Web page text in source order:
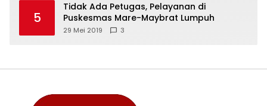
5
Tidak Ada Petugas, Pelayanan di
Puskesmas Mare-Maybrat Lumpuh
29 Mei 2019 3